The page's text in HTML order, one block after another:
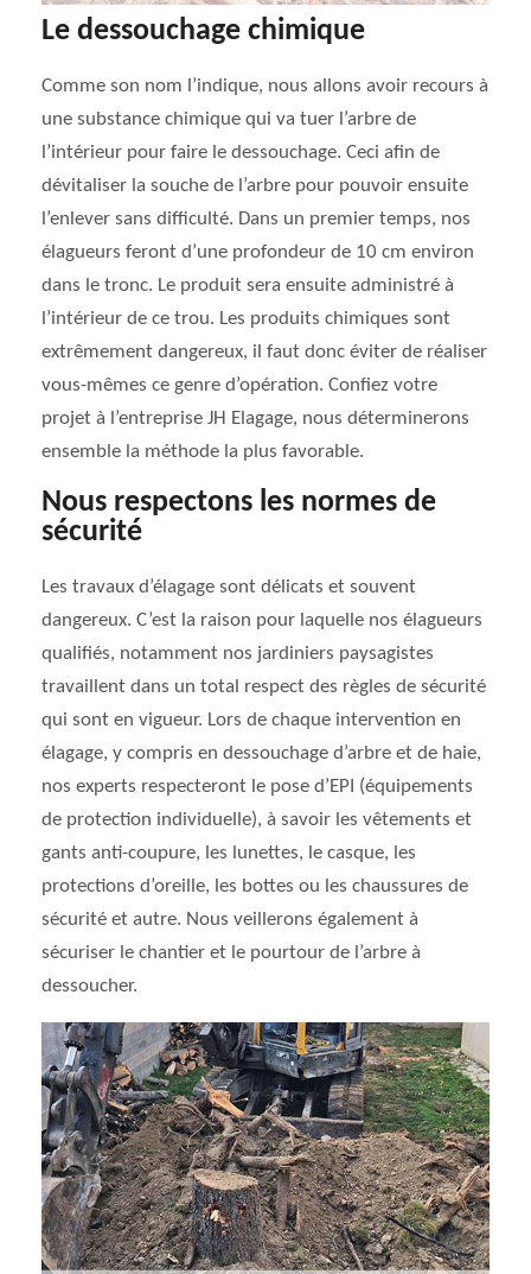
Le dessouchage chimique
Comme son nom l’indique, nous allons avoir recours à
une substance chimique qui va tuer l’arbre de
l’intérieur pour faire le dessouchage. Ceci afin de
dévitaliser la souche de l’arbre pour pouvoir ensuite
l’enlever sans difficulté. Dans un premier temps, nos
élagueurs feront d’une profondeur de 10 cm environ
dans le tronc. Le produit sera ensuite administré à
l’intérieur de ce trou. Les produits chimiques sont
extrêmement dangereux, il faut donc éviter de réaliser
vous-mêmes ce genre d’opération. Confiez votre
projet à l’entreprise JH Elagage, nous déterminerons
ensemble la méthode la plus favorable.
Nous respectons les normes de
sécurité
Les travaux d’élagage sont délicats et souvent
dangereux. C’est la raison pour laquelle nos élagueurs
qualifiés, notamment nos jardiniers paysagistes
travaillent dans un total respect des règles de sécurité
qui sont en vigueur. Lors de chaque intervention en
élagage, y compris en dessouchage d’arbre et de haie,
nos experts respecteront le pose d’EPI (équipements
de protection individuelle), à savoir les vêtements et
gants anti-coupure, les lunettes, le casque, les
protections d’oreille, les bottes ou les chaussures de
sécurité et autre. Nous veillerons également à
sécuriser le chantier et le pourtour de l’arbre à
dessoucher.